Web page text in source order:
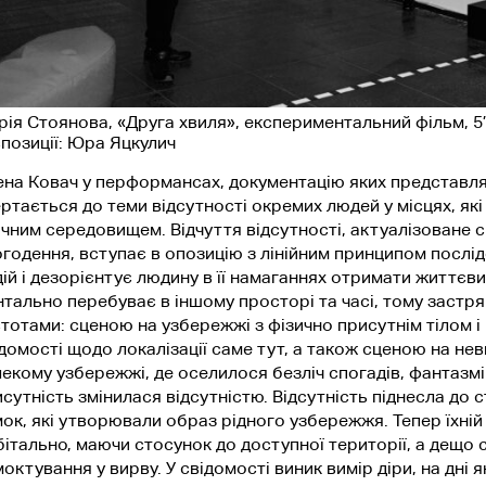
Стоянова, «Друга хвиля», експериментальний фільм,
Юра Яцкулич
Ковач у перформансах, документацію яких
до теми відсутності окремих людей у місцях,
середовищем. Відчуття відсутності, актуалізоване
вступає в опозицію з лінійним принципом
і дезорієнтує людину в її намаганнях отримати
перебуває в іншому просторі та часі, тому
сценою на узбережжі з фізично присутнім тілом і
щодо локалізації саме тут, а також сценою на
узбережжі, де оселилося безліч спогадів,
змінилася відсутністю. Відсутність піднесла до
які утворювали образ рідного узбережжя. Тепер
маючи стосунок до доступної території, а дещо
у вирву. У свідомості виник вимір діри, на дні